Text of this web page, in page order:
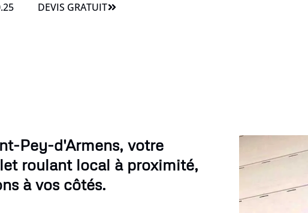
DEVIS GRATUIT
Pey-d'Armens, votre
roulant local à proximité,
à vos côtés.